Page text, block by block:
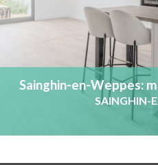
Sainghin-en-Weppes:
sud-
SAINGHIN-